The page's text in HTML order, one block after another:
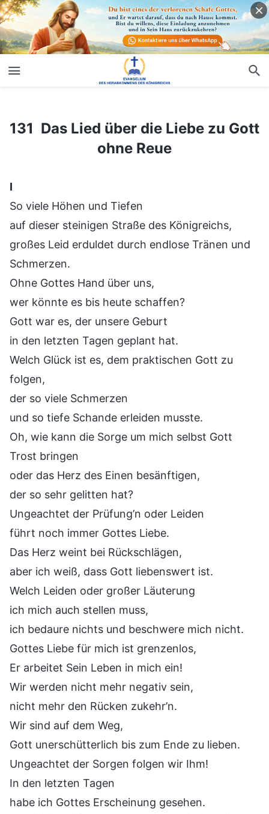
131 Das Lied über die Liebe zu Gott ohne Reue
131 Das Lied über die Liebe zu Gott
ohne Reue
Ⅰ
So viele Höhen und Tiefen
auf dieser steinigen Straße des Königreichs,
großes Leid erduldet durch endlose Tränen und
Schmerzen.
Ohne Gottes Hand über uns,
wer könnte es bis heute schaffen?
Gott war es, der unsere Geburt
in den letzten Tagen geplant hat.
Welch Glück ist es, dem praktischen Gott zu
folgen,
der so viele Schmerzen
und so tiefe Schande erleiden musste.
Oh, wie kann die Sorge um mich selbst Gott
Trost bringen
oder das Herz des Einen besänftigen,
der so sehr gelitten hat?
Ungeachtet der Prüfung’n oder Leiden
führt noch immer Gottes Liebe.
Das Herz weint bei Rückschlägen,
aber ich weiß, dass Gott liebenswert ist.
Welch Leiden oder großer Läuterung
ich mich auch stellen muss,
ich bedaure nichts und beschwere mich nicht.
Gottes Liebe für mich ist grenzenlos,
Er arbeitet Sein Leben in mich ein!
Wir werden nicht mehr negativ sein,
nicht mehr den Rücken zukehr’n.
Wir sind auf dem Weg,
Gott unerschütterlich bis zum Ende zu lieben.
Ungeachtet der Sorgen folgen wir Ihm!
In den letzten Tagen
habe ich Gottes Erscheinung gesehen.